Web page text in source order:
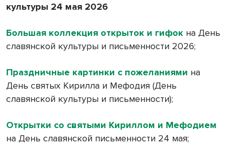
культуры 24 мая 2026
Большая коллекция открыток и гифок на День
славянской культуры и письменности 2026;
Праздничные картинки с пожеланиями на
День святых Кирилла и Мефодия (День
славянской культуры и письменности);
Открытки со святыми Кириллом и Мефодием
на День славянской письменности 24 мая;